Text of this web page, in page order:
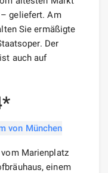
geliefert. Am
Sie ermäßigte
Der
auch auf
Marienplatz
einem